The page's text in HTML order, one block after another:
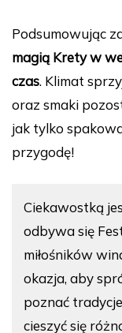
Podsumowując
magią Krety w
czas. Klimat
oraz smaki
jak tylko
przygodę!
Ciekawostką
odbywa się
miłośników
okazja, aby
poznać
cieszyć się